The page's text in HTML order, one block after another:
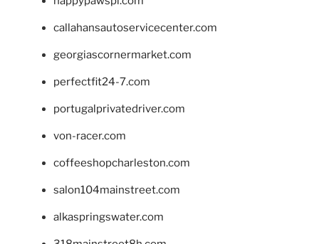
callahansautoservicecenter.com
georgiascornermarket.com
perfectfit24-7.com
portugalprivatedriver.com
von-racer.com
coffeeshopcharleston.com
salon104mainstreet.com
alkaspringswater.com